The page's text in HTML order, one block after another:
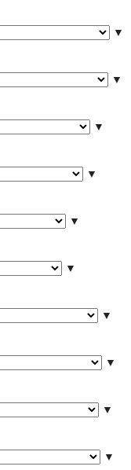
▼
▼
▼
▼
▼
▼
▼
▼
▼
▼